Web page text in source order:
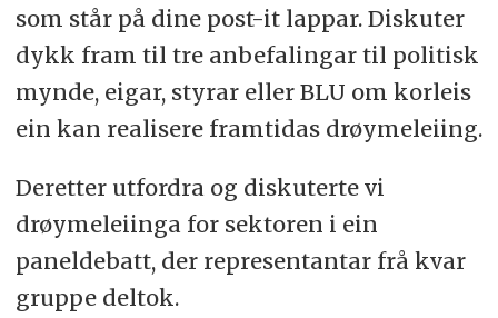
som står på dine post-it lappar. Diskuter
dykk fram til tre anbefalingar til politisk
mynde, eigar, styrar eller BLU om korleis
ein kan realisere framtidas drøymeleiing.
Deretter utfordra og diskuterte vi
drøymeleiinga for sektoren i ein
paneldebatt, der representantar frå kvar
gruppe deltok.